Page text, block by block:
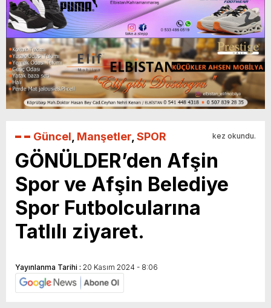
Güncel Manşetler SPOR kez okundu.
GÖNÜLDER’den Afşin
Spor ve Afşin Belediye
Spor Futbolcularına
Tatlılı ziyaret.
Yayınlanma Tarihi : 20 Kasım 2024 - 8:06